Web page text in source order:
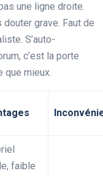
une ligne droite.
grave. Faut de
S’auto-
c’est la porte
que mieux.
faible